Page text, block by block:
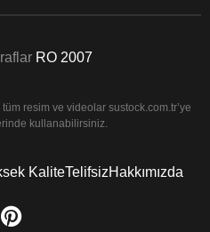
RO 2007
tüm resim ve videolar sustock.com.tr’ye
kullanabilirsiniz.
KaliteTelifsizHakkımızda